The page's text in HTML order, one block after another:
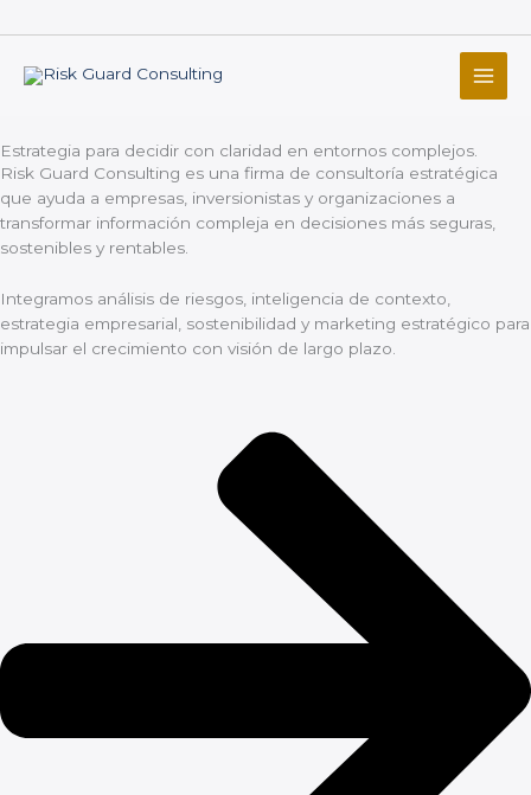
to
Estrategia para decidir con claridad en entornos complejos.
Risk Guard Consulting es una firma de consultoría estratégica
que ayuda a empresas, inversionistas y organizaciones a
transformar información compleja en decisiones más seguras,
sostenibles y rentables.
Integramos análisis de riesgos, inteligencia de contexto,
estrategia empresarial, sostenibilidad y marketing estratégico para
impulsar el crecimiento con visión de largo plazo.